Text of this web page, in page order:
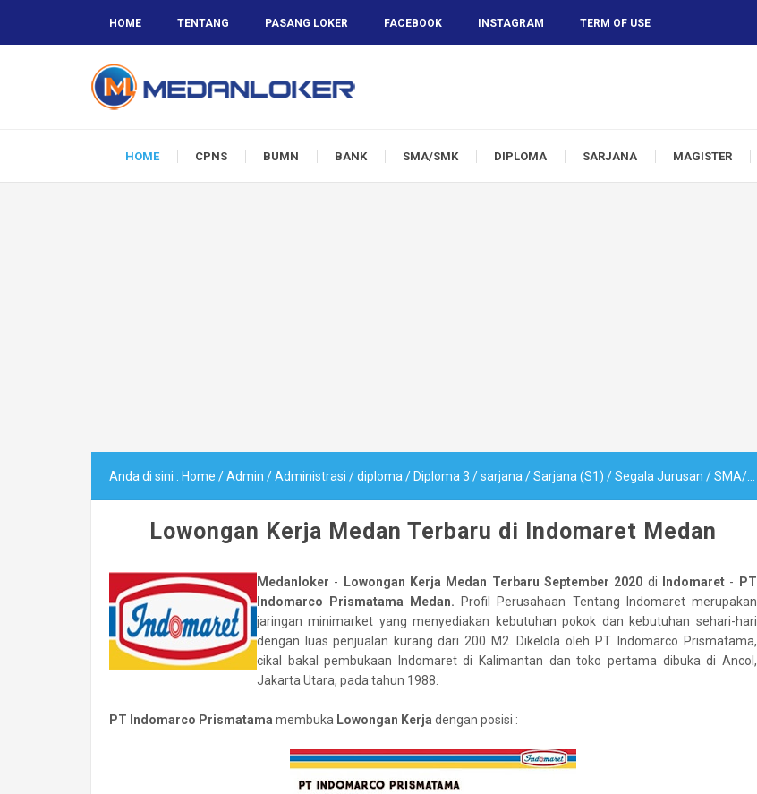
HOME TENTANG PASANG LOKER FACEBOOK INSTAGRAM TERM OF USE
HOME CPNS BUMN BANK SMA/SMK DIPLOMA SARJANA MAGISTER
Anda di sini : Home /Admin /Administrasi /diploma / Diploma 3 /sarjana /Sarjana (S1) /Segala Jurusan /SMA/SMK
Lowongan Kerja Medan Terbaru di Indomaret Medan
Medanloker - Lowongan Kerja Medan Terbaru September 2020 di Indomaret - PT
Indomarco Prismatama Medan. Profil Perusahaan Tentang Indomaret merupakan
jaringan minimarket yang menyediakan kebutuhan pokok dan kebutuhan sehari-hari
dengan luas penjualan kurang dari 200 M2. Dikelola oleh PT. Indomarco Prismatama,
cikal bakal pembukaan Indomaret di Kalimantan dan toko pertama dibuka di Ancol,
Jakarta Utara, pada tahun 1988.
PT Indomarco Prismatama membuka Lowongan Kerja dengan posisi :